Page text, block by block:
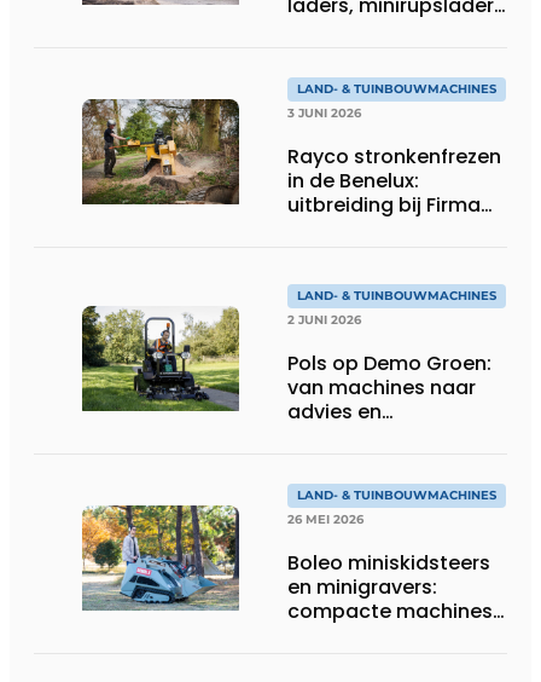
LAND- & TUINBOUWMACHINES
3 JUNI 2026
Rayco stronkenfrezen
in de Benelux:
uitbreiding bij Firma
LAND- & TUINBOUWMACHINES
2 JUNI 2026
Pols op Demo Groen:
van machines naar
advies en
LAND- & TUINBOUWMACHINES
26 MEI 2026
Boleo miniskidsteers
en minigravers:
compacte machines